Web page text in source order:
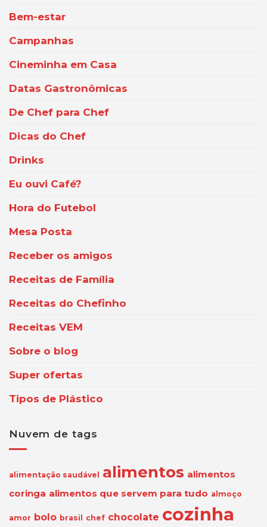
Bem-estar
Campanhas
Cineminha em Casa
Datas Gastronômicas
De Chef para Chef
Dicas do Chef
Drinks
Eu ouvi Café?
Hora do Futebol
Mesa Posta
Receber os amigos
Receitas de Família
Receitas do Chefinho
Receitas VEM
Sobre o blog
Super ofertas
Tipos de Plástico
Nuvem de tags
alimentação saudável alimentos alimentos
coringa alimentos que servem para tudo almoço
amor bolo brasil chef chocolate cozinha